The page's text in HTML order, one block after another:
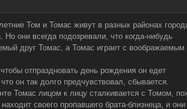
Том и Томас живут в разных районах
они всегда подозревали, что когда-нибудь
друг Томас, а Томас играет с воображаемым
отпраздновать день рождения он едет
он так долго предчувствовал, сбывается.
Томас лицом к лицу сталкивается с Томом,
своего пропавшего брата-близнеца, и они